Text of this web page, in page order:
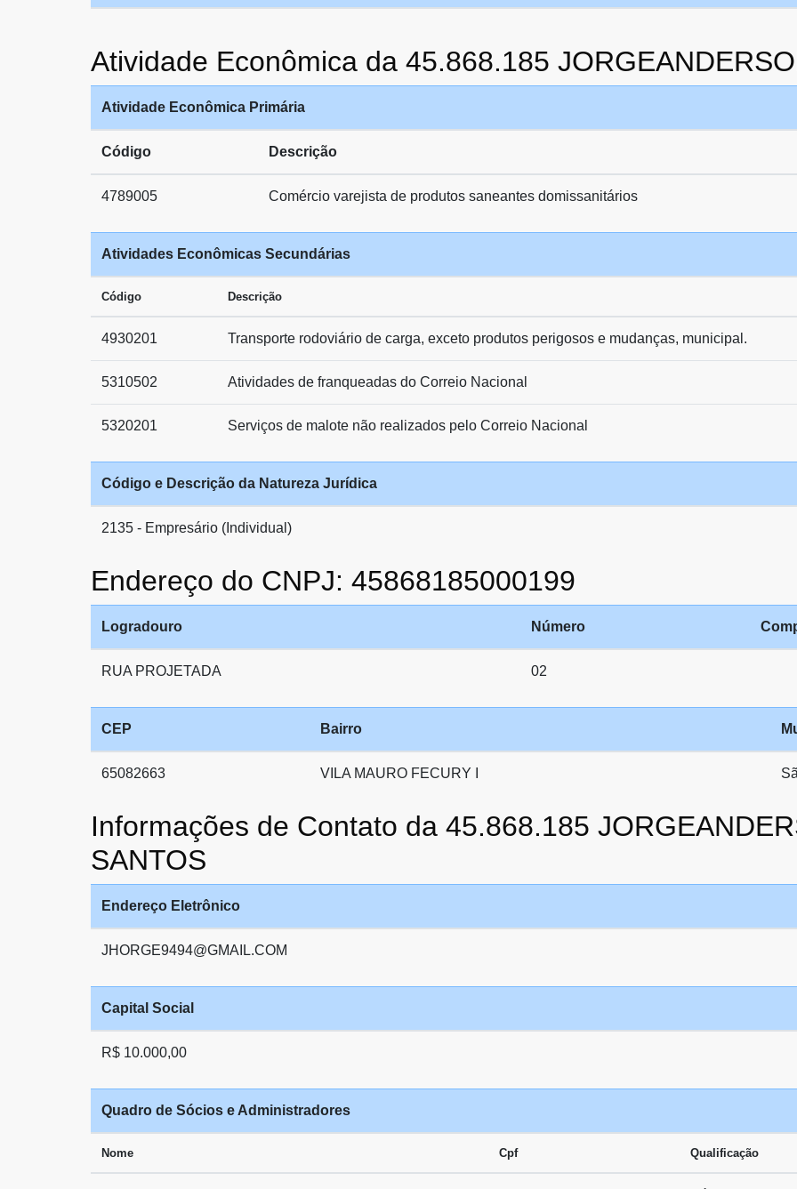
Atividade Econômica da 45.868.185
Atividade Econômica Primária
Código Descrição
4789005 Comércio varejista de produtos saneantes domissanitários
Atividades Econômicas Secundárias
Código Descrição
4930201 Transporte rodoviário de carga, exceto produtos perigosos e mudanças, municipal.
5310502 Atividades de franqueadas do Correio Nacional
5320201 Serviços de malote não realizados pelo Correio Nacional
Código e Descrição da Natureza Jurídica
2135 - Empresário (Individual)
Endereço do CNPJ: 45868185000199
Logradouro Número
RUA PROJETADA 02
CEP Bairro
65082663 VILA MAURO FECURY I
Informações de Contato da 45.868.185
SANTOS
Endereço Eletrônico
JHORGE9494@GMAIL.COM
Capital Social
R$ 10.000,00
Quadro de Sócios e Administradores
Nome Cpf Qualificação